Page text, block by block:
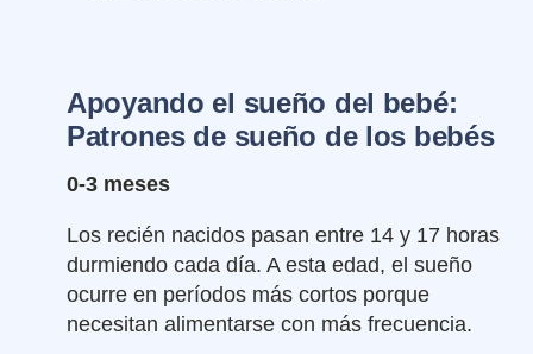
Apoyando el sueño del bebé:
Patrones de sueño de los bebés
0-3 meses
Los recién nacidos pasan entre 14 y 17 horas
durmiendo cada día. A esta edad, el sueño
ocurre en períodos más cortos porque
necesitan alimentarse con más frecuencia.